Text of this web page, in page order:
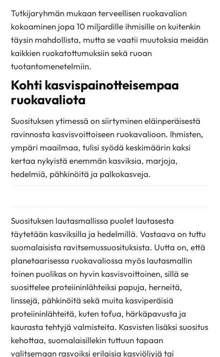
Tutkijaryhmän mukaan terveellisen ruokavalion
kokoaminen jopa 10 miljardille ihmisille on kuitenkin
täysin mahdollista, mutta se vaatii muutoksia meidän
kaikkien ruokatottumuksiin sekä ruoan
tuotantomenetelmiin.
Kohti kasvispainotteisempaa
ruokavaliota
Suosituksen ytimessä on siirtyminen eläinperäisestä
ravinnosta kasvisvoittoiseen ruokavalioon. Ihmisten,
ympäri maailmaa, tulisi syödä keskimäärin kaksi
kertaa nykyistä enemmän kasviksia, marjoja,
hedelmiä, pähkinöitä ja palkokasveja.
Suosituksen lautasmallissa puolet lautasesta
täytetään kasviksilla ja hedelmillä. Vastaava on tuttu
suomalaisista ravitsemussuosituksista. Uutta on, että
planetaarisessa ruokavaliossa myös lautasmallin
toinen puolikas on hyvin kasvisvoittoinen, sillä se
suosittelee proteiininlähteiksi papuja, herneitä,
linssejä, pähkinöitä sekä muita kasviperäisiä
proteiininlähteitä, kuten tofua, härkäpavusta ja
kaurasta tehtyjä valmisteita. Kasvisten lisäksi suositus
kehottaa, suomalaisillekin tuttuun tapaan
valitsemaan rasvoiksi erilaisia kasviöljyjä tai